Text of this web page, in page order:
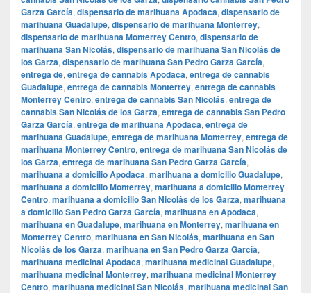
Garza García, dispensario de marihuana Apodaca, dispensario de
marihuana Guadalupe, dispensario de marihuana Monterrey,
dispensario de marihuana Monterrey Centro, dispensario de
marihuana San Nicolás, dispensario de marihuana San Nicolás de
los Garza, dispensario de marihuana San Pedro Garza García,
entrega de, entrega de cannabis Apodaca, entrega de cannabis
Guadalupe, entrega de cannabis Monterrey, entrega de cannabis
Monterrey Centro, entrega de cannabis San Nicolás, entrega de
cannabis San Nicolás de los Garza, entrega de cannabis San Pedro
Garza García, entrega de marihuana Apodaca, entrega de
marihuana Guadalupe, entrega de marihuana Monterrey, entrega de
marihuana Monterrey Centro, entrega de marihuana San Nicolás de
los Garza, entrega de marihuana San Pedro Garza García,
marihuana a domicilio Apodaca, marihuana a domicilio Guadalupe,
marihuana a domicilio Monterrey, marihuana a domicilio Monterrey
Centro, marihuana a domicilio San Nicolás de los Garza, marihuana
a domicilio San Pedro Garza García, marihuana en Apodaca,
marihuana en Guadalupe, marihuana en Monterrey, marihuana en
Monterrey Centro, marihuana en San Nicolás, marihuana en San
Nicolás de los Garza, marihuana en San Pedro Garza García,
marihuana medicinal Apodaca, marihuana medicinal Guadalupe,
marihuana medicinal Monterrey, marihuana medicinal Monterrey
Centro, marihuana medicinal San Nicolás, marihuana medicinal San